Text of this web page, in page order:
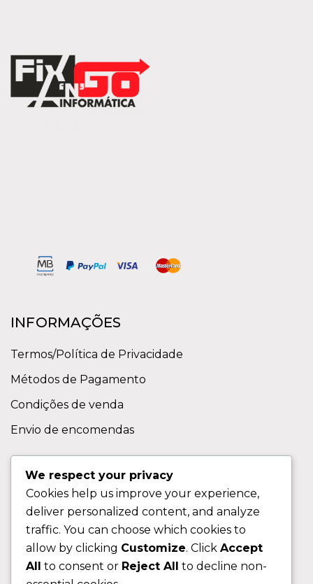
INFORMAÇÕES
Termos/Política de Privacidade
Métodos de Pagamento
Condições de venda
Envio de encomendas
Contactos
Sobre nos
FAQ (Perguntas Frequentes)
We respect your privacy
Cookies help us improve your experience,
deliver personalized content, and analyze
traffic. You can choose which cookies to
allow by clicking Customize. Click Accept
All to consent or Reject All to decline non-